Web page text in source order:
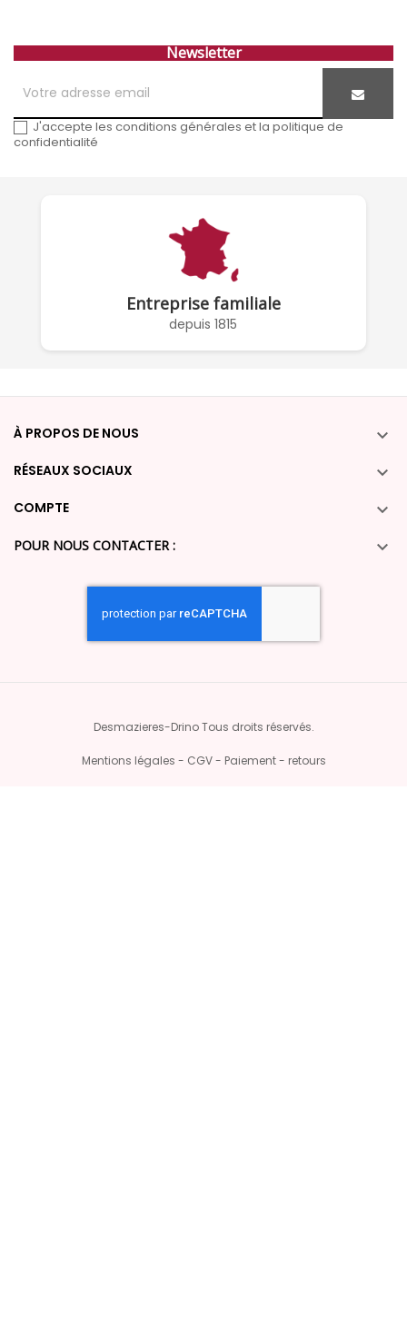
Newsletter
J'accepte les conditions générales et la politique de
confidentialité
Entreprise familiale
depuis 1815
À PROPOS DE NOUS 
RÉSEAUX SOCIAUX 
COMPTE 
POUR NOUS CONTACTER : 
Desmazieres-Drino Tous droits réservés.
Mentions légales - CGV - Paiement - retours